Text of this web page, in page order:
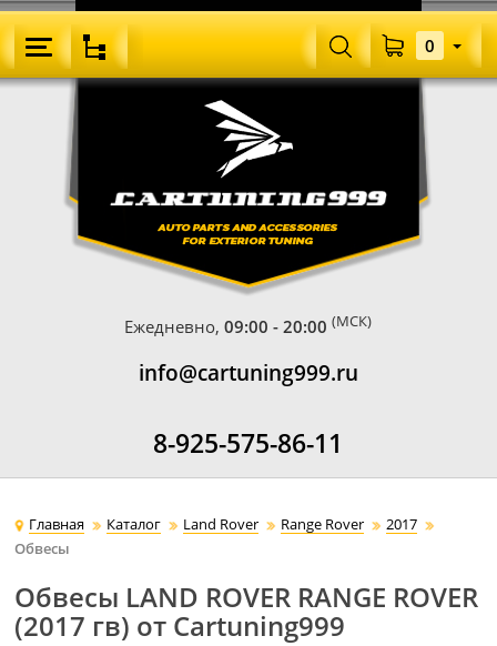
Ежедневно,09:00 - 20:00 (МСК)
info@cartuning999.ru
8-925-575-86-11
0
Главная Каталог Land Rover Range Rover
2017
Обвесы
Обвесы LAND ROVER RANGE ROVER
(2017 гв) от Cartuning999